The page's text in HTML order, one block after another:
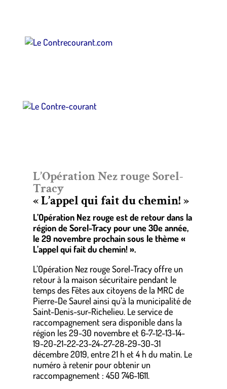
L’Opération Nez rouge Sorel-
Tracy
« L’appel qui fait du chemin! »
L’Opération Nez rouge est de retour dans la
région de Sorel-Tracy pour une 30e année,
le 29 novembre prochain sous le thème «
L’appel qui fait du chemin! ».
L’Opération Nez rouge Sorel-Tracy offre un
retour à la maison sécuritaire pendant le
temps des Fêtes aux citoyens de la MRC de
Pierre-De Saurel ainsi qu’à la municipalité de
Saint-Denis-sur-Richelieu. Le service de
raccompagnement sera disponible dans la
région les 29-30 novembre et 6-7-12-13-14-
19-20-21-22-23-24-27-28-29-30-31
décembre 2019, entre 21 h et 4 h du matin. Le
numéro à retenir pour obtenir un
raccompagnement : 450 746-1611.